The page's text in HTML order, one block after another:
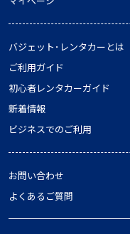
バジェット･レンタカーとは
ご利用ガイド
初心者レンタカーガイド
新着情報
ビジネスでのご利用
お問い合わせ
よくあるご質問